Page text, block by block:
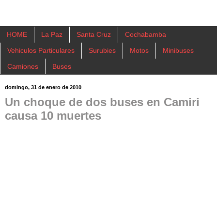
HOME La Paz Santa Cruz Cochabamba
Vehiculos Particulares Surubies Motos Minibuses
Camiones Buses
domingo, 31 de enero de 2010
Un choque de dos buses en Camiri
causa 10 muertes